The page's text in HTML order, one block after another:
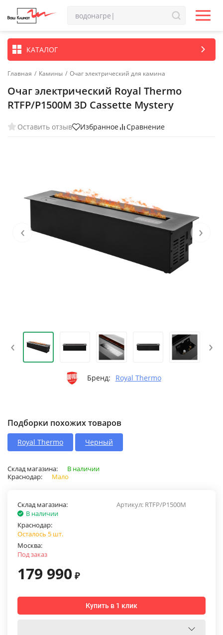
КАТАЛОГ
Главная / Камины / Очаг электрический для камина
Очаг электрический Royal Thermo
RTFP/P1500M 3D Cassette Mystery
Оставить отзыв Избранное Сравнение
‹ ›
‹ ›
Бренд: Royal Thermo
Подборки похожих товаров
Royal Thermo Черный
Склад магазина:
В наличии
Краснодар:
Мало
Артикул: RTFP/P1500M
Склад магазина:
В наличии
Краснодар:
Осталось 5 шт.
Москва:
Под заказ
179 990 ₽
Купить в 1 клик